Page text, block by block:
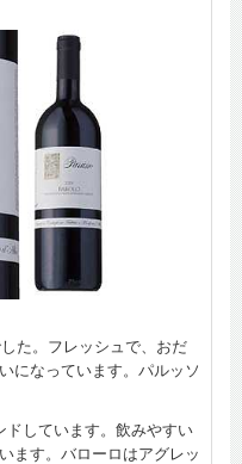
た。フレッシュで、おだ
になっています。パルッソ
ドしています。飲みやすい
ます。バローロはアグレッ